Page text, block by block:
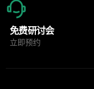
免费研讨会
立即预约